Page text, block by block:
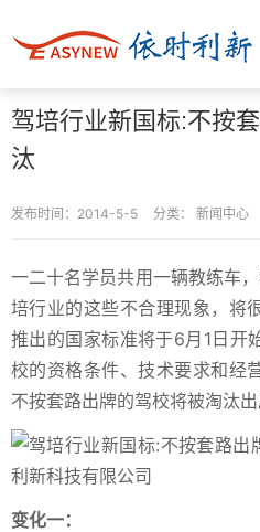
驾培行业新国标:不按
汰
发布时间：2014-5-5 分类： 新闻中心
一二十名学员共用一辆教练车
培行业的这些不合理现象，将
推出的国家标准将于6月1日开
校的资格条件、技术要求和经
不按套路出牌的驾校将被淘汰出
变化一：